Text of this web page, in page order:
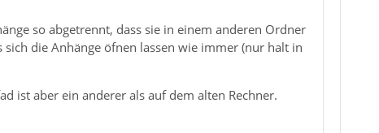
so abgetrennt, dass sie in einem anderen Ordner
die Anhänge öfnen lassen wie immer (nur halt in
ist aber ein anderer als auf dem alten Rechner.